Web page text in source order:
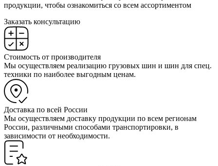
продукции, чтобы ознакомиться со всем ассортиментом
Заказать консультацию
Стоимость от производителя
Мы осуществляем реализацию грузовых шин и шин для спец.
техники по наиболее выгодным ценам.
Доставка по всей России
Мы осуществляем доставку продукции по всем регионам
России, различными способами транспортировки, в
зависимости от необходимости.